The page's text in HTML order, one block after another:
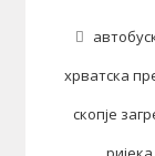
хрватска
скопје